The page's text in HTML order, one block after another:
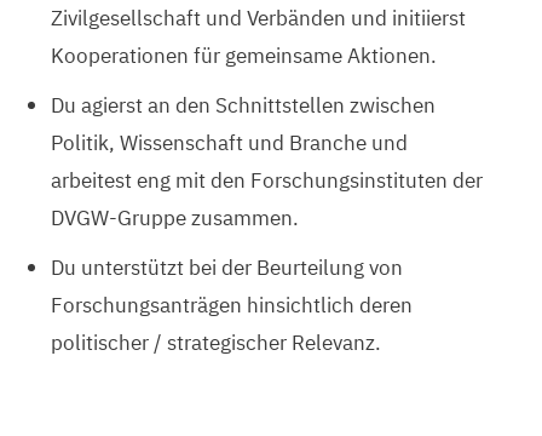
Zivilgesellschaft und Verbänden und initiierst
Kooperationen für gemeinsame Aktionen.
Du agierst an den Schnittstellen zwischen
Politik, Wissenschaft und Branche und
arbeitest eng mit den Forschungsinstituten der
DVGW-Gruppe zusammen.
Du unterstützt bei der Beurteilung von
Forschungsanträgen hinsichtlich deren
politischer / strategischer Relevanz.